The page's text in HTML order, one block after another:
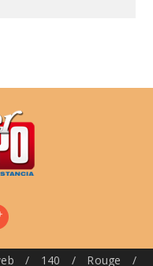
/ 140 / Rouge /